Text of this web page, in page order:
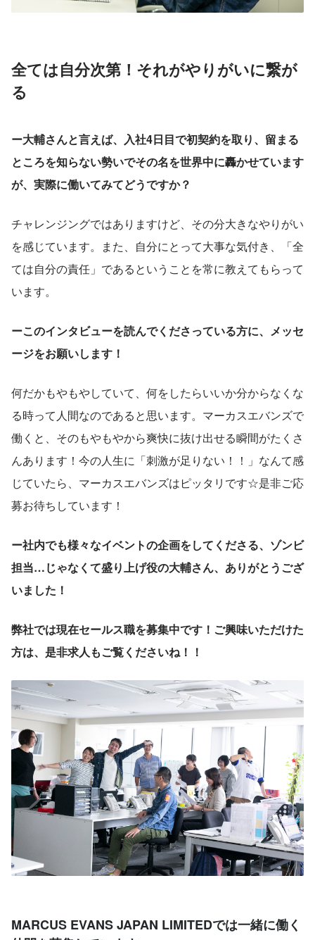
全ては自分次第！それがやりがいに繋が
る
ー大輔さんと言えば、入社4日目で初契約を取り、留まる
ところを知らない勢いでその名を世界中に轟かせています
が、実際に働いてみてどうですか？
チャレンジングではありますけど、その分大きなやりがい
を感じています。また、自分にとって大事な気付き、「全
ては自分の責任」であるということを常に教えてもらって
います。
ーこのインタビューを読んでくださっている方に、メッセ
ージをお願いします！
何だかもやもやしていて、何をしたらいいか分からなくな
る時って人間なのであると思います。マーカスエバンズで
働くと、そのもやもやから爽快に抜け出せる瞬間がたくさ
んあります！今の人生に「刺激が足りない！！」なんて感
じていたら、マーカスエバンズはピッタリです☆是非ご応
募お待ちしています！
ー社内でも様々なイベントの企画をしてくださる、ゾンビ
担当…じゃなくて盛り上げ役の大輔さん、ありがとうござ
いました！
弊社では現在セールス職を募集中です！ご興味いただけた
方は、是非求人もご覧くださいね！！
MARCUS EVANS JAPAN LIMITEDでは一緒に働く